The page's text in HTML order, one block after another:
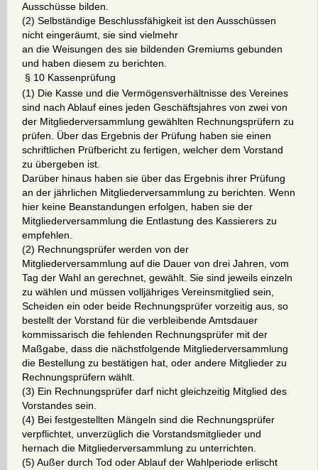
Ausschüsse bilden.
(2) Selbständige Beschlussfähigkeit ist den Ausschüssen
nicht eingeräumt, sie sind vielmehr
an die Weisungen des sie bildenden Gremiums gebunden
und haben diesem zu berichten.
§ 10 Kassenprüfung
(1) Die Kasse und die Vermögensverhältnisse des Vereines
sind nach Ablauf eines jeden Geschäftsjahres von zwei von
der Mitgliederversammlung gewählten Rechnungsprüfern zu
prüfen. Über das Ergebnis der Prüfung haben sie einen
schriftlichen Prüfbericht zu fertigen, welcher dem Vorstand
zu übergeben ist.
Darüber hinaus haben sie über das Ergebnis ihrer Prüfung
an der jährlichen Mitgliederversammlung zu berichten. Wenn
hier keine Beanstandungen erfolgen, haben sie der
Mitgliederversammlung die Entlastung des Kassierers zu
empfehlen.
(2) Rechnungsprüfer werden von der
Mitgliederversammlung auf die Dauer von drei Jahren, vom
Tag der Wahl an gerechnet, gewählt. Sie sind jeweils einzeln
zu wählen und müssen volljähriges Vereinsmitglied sein,
Scheiden ein oder beide Rechnungsprüfer vorzeitig aus, so
bestellt der Vorstand für die verbleibende Amtsdauer
kommissarisch die fehlenden Rechnungsprüfer mit der
Maßgabe, dass die nächstfolgende Mitgliederversammlung
die Bestellung zu bestätigen hat, oder andere Mitglieder zu
Rechnungsprüfern wählt.
(3) Ein Rechnungsprüfer darf nicht gleichzeitig Mitglied des
Vorstandes sein.
(4) Bei festgestellten Mängeln sind die Rechnungsprüfer
verpflichtet, unverzüglich die Vorstandsmitglieder und
hernach die Mitgliederversammlung zu unterrichten.
(5) Außer durch Tod oder Ablauf der Wahlperiode erlischt